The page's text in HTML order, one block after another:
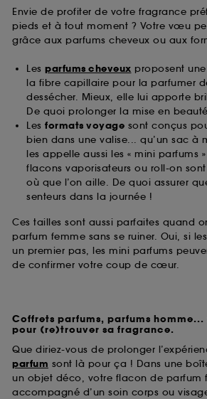
Envie de profiter de votre fragrance
pieds et à tout moment ? Votre vœu
grâce aux parfums cheveux ou aux
Les parfums cheveux proposent
la fibre capillaire pour la parfumer
dessécher. Mieux, elle lui apporte
De quoi prolonger la mise en
Les formats voyage sont conçus
bien dans une valise... qu’un sac à
les appelle aussi les « mini parfums
flacons vaporisateurs ou roll-on
où que l’on aille. De quoi assurer
senteurs dans la journée !
Ces tailles sont aussi parfaites quand
parfum femme sans se ruiner. Oui, si
un premier pas, les mini parfums
de confirmer votre coup de cœur.
Coffrets parfums, parfums
pour (re)trouver sa fragrance.
Que diriez-vous de prolonger
parfum sont là pour ça ! Dans une
un objet déco, votre flacon de parfum
accompagné d’un soin corps ou